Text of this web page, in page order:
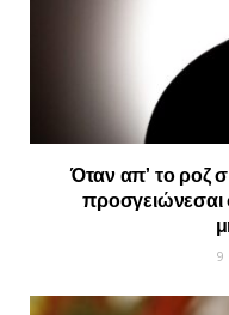
Όταν απ’ το ροζ
προσγειώνεσαι
9